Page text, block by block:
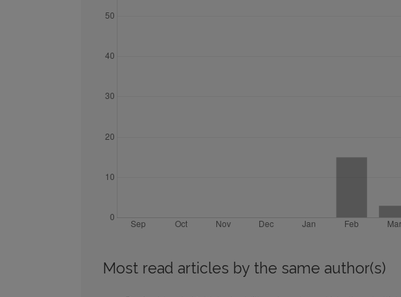
Most read articles by the same author(s)